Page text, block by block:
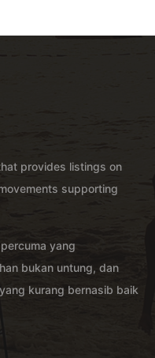
provides listings on
supporting
yang
bukan untung, dan
kurang bernasib baik